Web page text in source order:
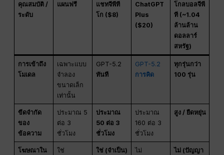
คุณสมบัติ /
ระดับ
แผนฟรี
แชทจีพีที
โก ($8)
ChatGPT
Plus
($20)
โกลบอลจีพี
ที (~1.04
ล้านล้าน
ดอลลาร์
สหรัฐ)
การเข้าถึง
โมเดล
เฉพาะแบบ
จำลอง
ขนาดเล็ก
เท่านั้น
GPT-5.2
ทันที
GPT-5.2
การคิด
ทุกรุ่นกว่า
100 รุ่น
ขีดจำกัด
ของ
ข้อความ
ประมาณ 5
ต่อ 3
ชั่วโมง
ประมาณ
50 ต่อ 3
ชั่วโมง
ประมาณ
160 ต่อ 3
ชั่วโมง
สูง / ยืดหยุ่น
โฆษณาใน
ใช่ ใช่ (จำเป็น) ไม่
ไม่ (ปัญญา